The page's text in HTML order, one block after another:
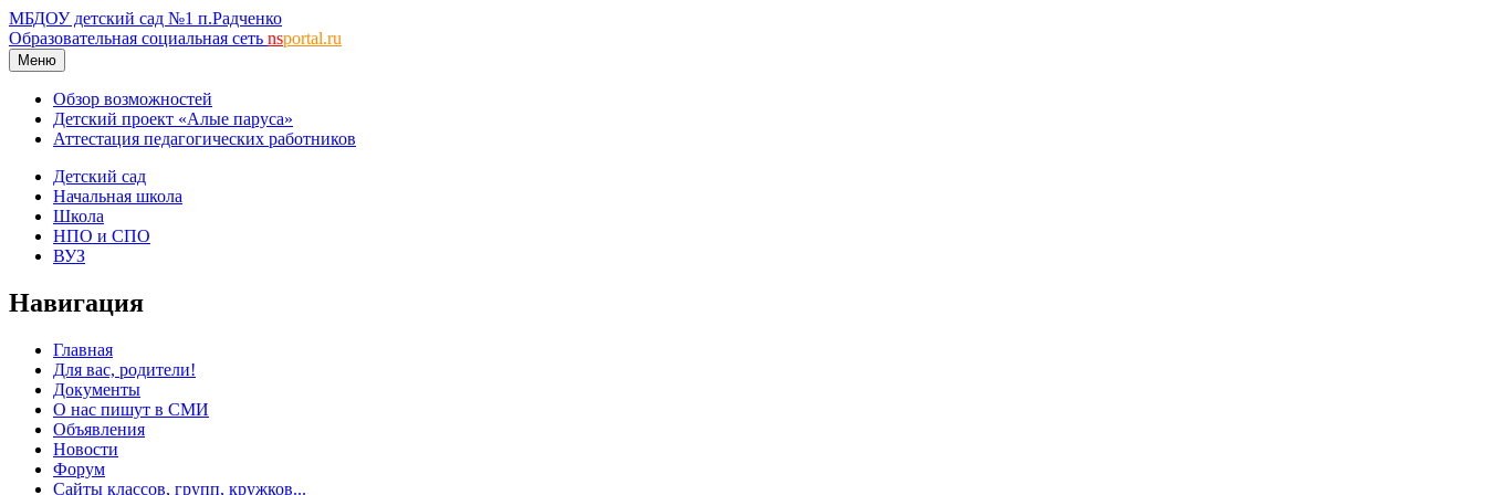
МБДОУ детский сад №1 п.Радченко
Образовательная социальная сеть nsportal.ru
Меню
Обзор возможностей
Детский проект «Алые паруса»
Аттестация педагогических работников
Детский сад
Начальная школа
Школа
НПО и СПО
ВУЗ
Навигация
Главная
Для вас, родители!
Документы
О нас пишут в СМИ
Объявления
Новости
Форум
Сайты классов, групп, кружков...